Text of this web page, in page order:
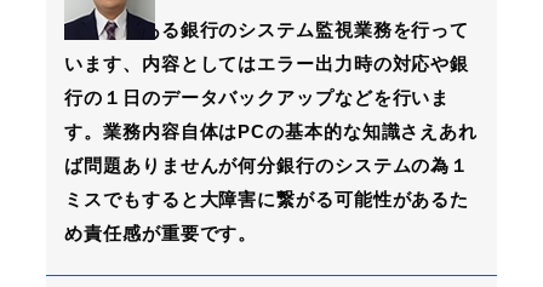
自分は今ある銀行のシステム監視業務を行って
います、内容としてはエラー出力時の対応や銀
行の１日のデータバックアップなどを行いま
す。業務内容自体はPCの基本的な知識さえあれ
ば問題ありませんが何分銀行のシステムの為１
ミスでもすると大障害に繋がる可能性があるた
め責任感が重要です。